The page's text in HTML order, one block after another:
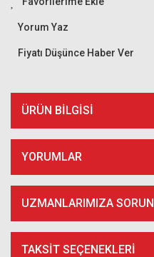
Yorum Yaz
Fiyatı Düşünce Haber Ver
ÜRÜN BILGISI
YORUMLAR
UZMANLARIMIZA SORUN
TAKSIT SEÇENEKLERI